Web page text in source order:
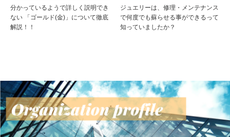
分かっているようで詳しく説明でき
ない 「ゴールド(金)」について徹底
解説！！
ジュエリーは、修理・メンテナンス
で何度でも蘇らせる事ができるって
知っていましたか？